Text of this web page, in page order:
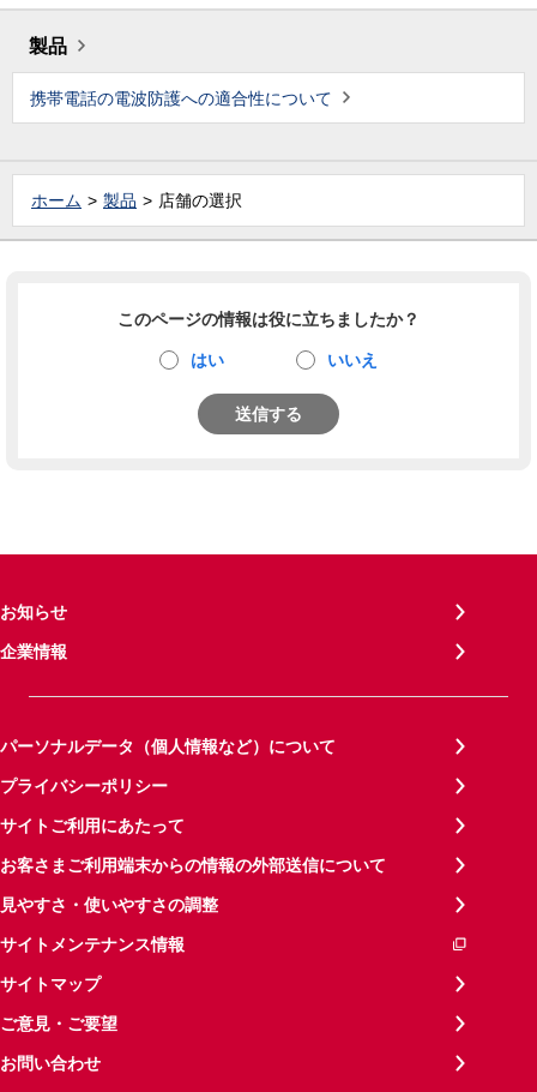
製品
携帯電話の電波防護への適合性について
ホーム 製品 店舗の選択
このページの情報は役に立ちましたか？
はい いいえ
送信する
お知らせ
企業情報
パーソナルデータ（個人情報など）について
プライバシーポリシー
サイトご利用にあたって
お客さまご利用端末からの情報の外部送信について
見やすさ・使いやすさの調整
サイトメンテナンス情報
サイトマップ
ご意見・ご要望
お問い合わせ